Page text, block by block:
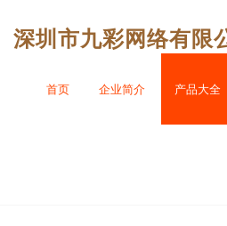
深圳市九彩网络有限
首页 企业简介 产品大全